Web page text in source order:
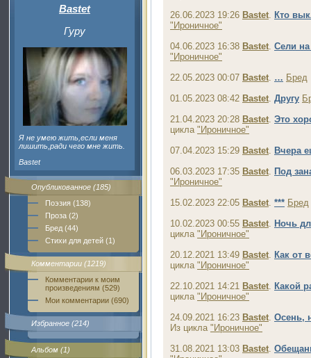
Bastet
Гуру
Я не умею жить,если меня
лишить,ради чего мне жить.
Bastet
Опубликованное (185)
Поэзия (138)
Проза (2)
Бред (44)
Стихи для детей (1)
Комментарии (1219)
Комментарии к моим
произведениям (529)
Мои комментарии (690)
Избранное (214)
Альбом (1)
26.06.2023 19:26 Bastet. Кто
"Ироничное"
04.06.2023 16:38 Bastet. Сели
"Ироничное"
22.05.2023 00:07 Bastet. … Бред
01.05.2023 08:42 Bastet. Другу
21.04.2023 20:28 Bastet. Это
цикла "Ироничное"
07.04.2023 15:29 Bastet. Вчера
06.03.2023 17:35 Bastet. Под
"Ироничное"
15.02.2023 22:05 Bastet. *** Бред
10.02.2023 00:55 Bastet. Ночь
цикла "Ироничное"
20.12.2021 13:49 Bastet. Как от
цикла "Ироничное"
22.10.2021 14:21 Bastet. Какой
цикла "Ироничное"
24.09.2021 16:23 Bastet. Осень,
Из цикла "Ироничное"
31.08.2021 13:03 Bastet.